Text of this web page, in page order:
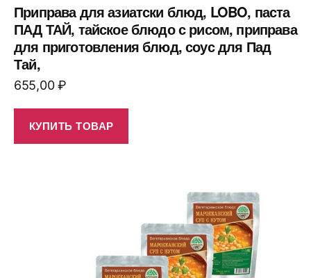
Приправа для азиатски блюд, LOBO, паста
ПАД ТАЙ, тайское блюдо с рисом, приправа
для приготовления блюд, соус для Пад
Тай,
655,00₽
КУПИТЬ ТОВАР